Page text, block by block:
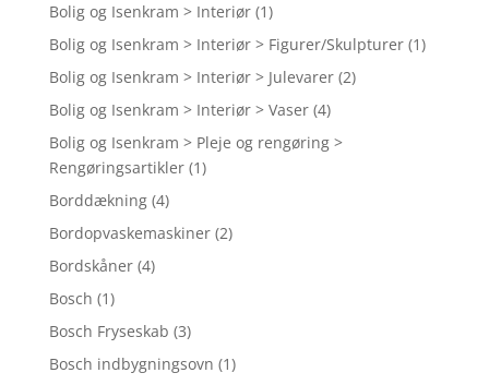
Bolig og Isenkram > Interiør (1)
Bolig og Isenkram > Interiør > Figurer/Skulpturer (1)
Bolig og Isenkram > Interiør > Julevarer (2)
Bolig og Isenkram > Interiør > Vaser (4)
Bolig og Isenkram > Pleje og rengøring >
Rengøringsartikler (1)
Borddækning (4)
Bordopvaskemaskiner (2)
Bordskåner (4)
Bosch (1)
Bosch Fryseskab (3)
Bosch indbygningsovn (1)